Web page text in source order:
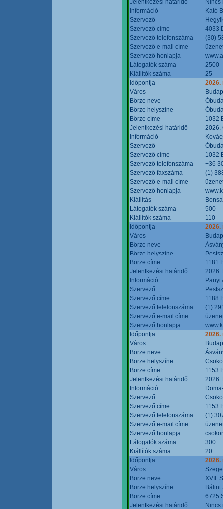
Jelentkezési határidő
Nincs
Információ
Kató
Szervező
Szervező címe
4033
Szervező telefonszáma
(30)
Szervező e-mail címe
Szervező honlapja
Látogatók száma
2500
Kiállítók száma
25
Időpontja
2026.
Város
Börze neve
Börze helyszíne
Börze címe
1032
Jelentkezési határidő
2026.
Információ
Szervező
Szervező címe
1032
Szervező telefonszáma
+36
Szervező faxszáma
(1)
Szervező e-mail címe
Szervező honlapja
Kiállítás
Látogatók száma
500
Kiállítók száma
110
Időpontja
2026.
Város
Börze neve
Börze helyszíne
Börze címe
1181
Jelentkezési határidő
2026.
Információ
Panyi
Szervező
Szervező címe
1188
Szervező telefonszáma
(1)
Szervező e-mail címe
Szervező honlapja
Időpontja
2026.
Város
Börze neve
Börze helyszíne
Börze címe
1153
Jelentkezési határidő
2026.
Információ
Szervező
Szervező címe
1153
Szervező telefonszáma
(1)
Szervező e-mail címe
Szervező honlapja
Látogatók száma
300
Kiállítók száma
20
Időpontja
2026.
Város
Börze neve
XVII.
Börze helyszíne
Bálint
Börze címe
6725
Jelentkezési határidő
Nincs